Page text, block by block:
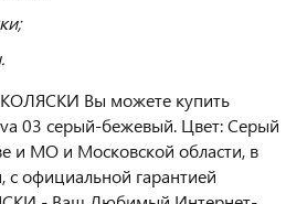
КОЛЯСКИ Вы можете купить
03 серый-бежевый. Цвет: Серый
и МО и Московской области, в
с официальной гарантией